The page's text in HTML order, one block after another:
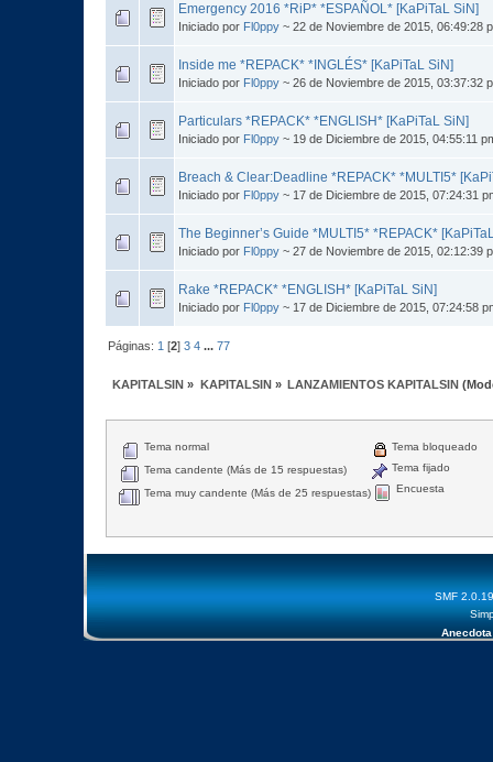
Emergency 2016 *RiP* *ESPAÑOL* [KaPiTaL SiN]
Iniciado por Fl0ppy ~ 22 de Noviembre de 2015, 06:49:28
Inside me *REPACK* *INGLÉS* [KaPiTaL SiN]
Iniciado por Fl0ppy ~ 26 de Noviembre de 2015, 03:37:32
Particulars *REPACK* *ENGLISH* [KaPiTaL SiN]
Iniciado por Fl0ppy ~ 19 de Diciembre de 2015, 04:55:11
Breach & Clear:Deadline *REPACK* *MULTI5*
Iniciado por Fl0ppy ~ 17 de Diciembre de 2015, 07:24:31
The Beginner’s Guide *MULTI5* *REPACK*
Iniciado por Fl0ppy ~ 27 de Noviembre de 2015, 02:12:39
Rake *REPACK* *ENGLISH* [KaPiTaL SiN]
Iniciado por Fl0ppy ~ 17 de Diciembre de 2015, 07:24:58
Páginas: 1 [2]3 4 ...77
KAPITALSIN » KAPITALSIN» LANZAMIENTOS KAPITALSIN
Tema normal
Tema candente (Más de 15 respuestas)
Tema muy candente (Más de 25 respuestas)
Tema bloqueado
Tema fijado
Encuesta
SMF 2.0.19
Anecdota